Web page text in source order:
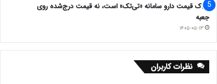
ملاک قیمت دارو سامانه «تی‌تک» است، نه قیمت درج‌شده روی
جعبه
۱۴۰۵-۰۵-۱۳
نظرات کاربران